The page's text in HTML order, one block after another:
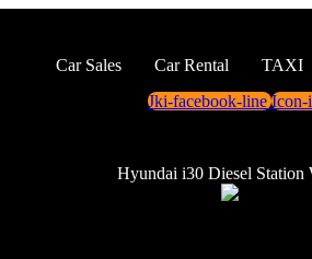
Car Sales Car Rental TAXI
Jki-facebook-line Icon-
Hyundai i30 Diesel Station